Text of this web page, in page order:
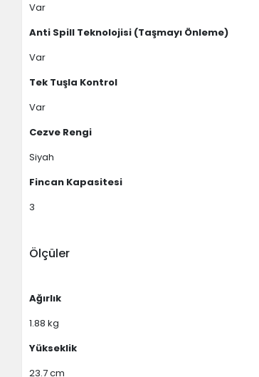
Var
Anti Spill Teknolojisi (Taşmayı Önleme)
Var
Tek Tuşla Kontrol
Var
Cezve Rengi
Siyah
Fincan Kapasitesi
3
Ölçüler
Ağırlık
1.88 kg
Yükseklik
23.7 cm